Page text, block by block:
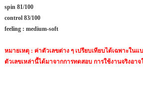
spin 81/100
control 83/100
feeling : medium-soft
หมายเหตุ : ค่าตัวเลขต่าง ๆ เปรียบเทียบได้เฉพาะใน
ตัวเลขเหล่านี้ได้มาจากการทดสอบ การใช้งานจริงอา